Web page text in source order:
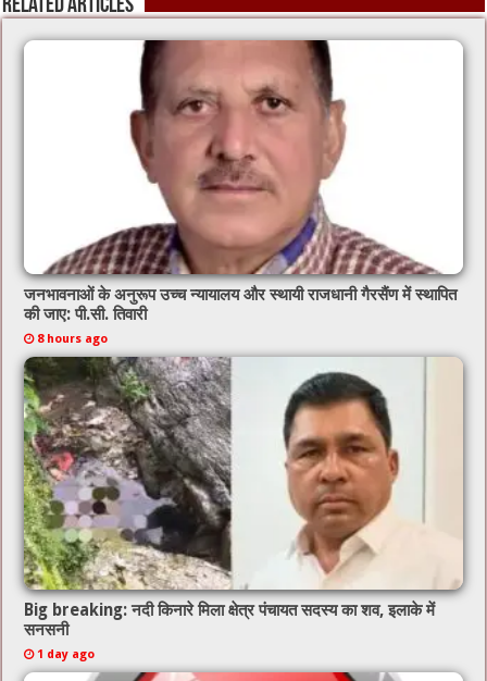
k
Related Articles
जनभावनाओं के अनुरूप उच्च न्यायालय और स्थायी राजधानी गैरसैंण में स्थापित
की जाए: पी.सी. तिवारी
8 hours ago
Big breaking: नदी किनारे मिला क्षेत्र पंचायत सदस्य का शव, इलाके में
सनसनी
1 day ago